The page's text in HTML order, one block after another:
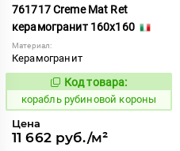
761717 Creme Mat Ret
керамогранит 160x160
Материал:
Керамогранит
775538
Код товара:
корабль рубиновой короны
Цена
11 662 руб./м²